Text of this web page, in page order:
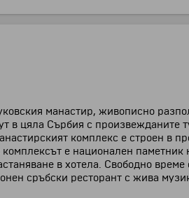
манастир, живописно
в цяла Сърбия с произвежданите
комплекс е строен в
е национален паметник
в хотела. Свободно
сръбски ресторант с жива